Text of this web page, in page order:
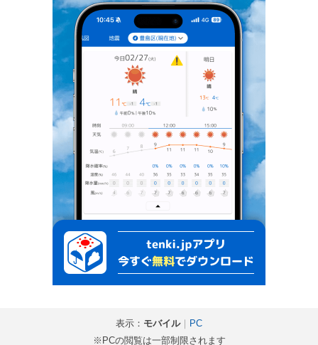
表示： モバイル｜
PC
※PCの閲覧は一部制限されます